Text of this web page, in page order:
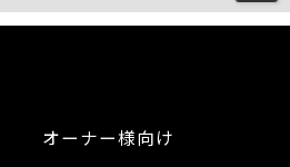
オーナー様向け